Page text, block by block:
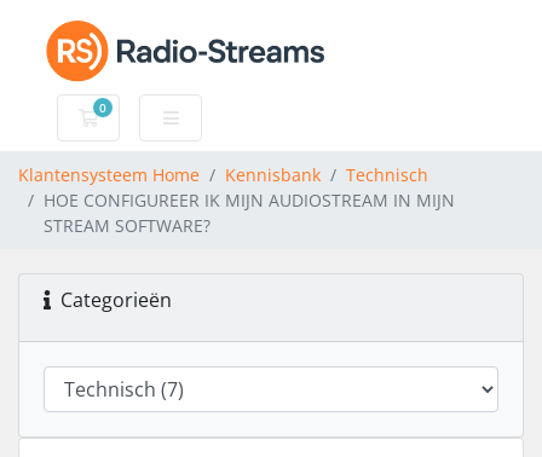
0
Winkelwagen
Klantensysteem Home Kennisbank
Technisch
HOE CONFIGUREER IK MIJN AUDIOSTREAM IN MIJN
STREAM SOFTWARE?
Categorieën